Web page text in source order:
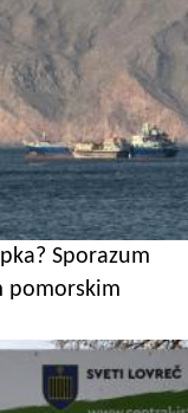
Sporazum
pomorskim